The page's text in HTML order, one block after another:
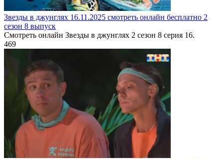
Звезды в джунглях 16.11.2025 смотреть онлайн бесплатно 2
сезон 8 выпуск
Смотреть онлайн Звезды в джунглях 2 сезон 8 серия 16.
469